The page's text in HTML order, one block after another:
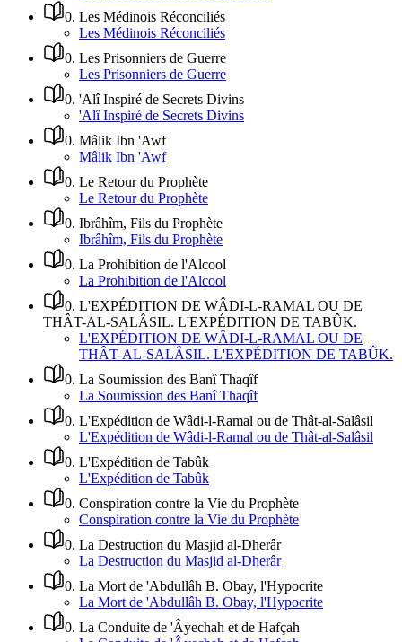
0. Les Médinois Réconciliés
Les Médinois Réconciliés
0. Les Prisonniers de Guerre
Les Prisonniers de Guerre
0. 'Alî Inspiré de Secrets Divins
'Alî Inspiré de Secrets Divins
0. Mâlik Ibn 'Awf
Mâlik Ibn 'Awf
0. Le Retour du Prophète
Le Retour du Prophète
0. Ibrâhîm, Fils du Prophète
Ibrâhîm, Fils du Prophète
0. La Prohibition de l'Alcool
La Prohibition de l'Alcool
0. L'EXPÉDITION DE WÂDI-L-RAMAL OU DE
THÂT-AL-SALÂSIL. L'EXPÉDITION DE TABÛK.
L'EXPÉDITION DE WÂDI-L-RAMAL OU DE
THÂT-AL-SALÂSIL. L'EXPÉDITION DE TABÛK.
0. La Soumission des Banî Thaqîf
La Soumission des Banî Thaqîf
0. L'Expédition de Wâdi-l-Ramal ou de Thât-al-Salâsil
L'Expédition de Wâdi-l-Ramal ou de Thât-al-Salâsil
0. L'Expédition de Tabûk
L'Expédition de Tabûk
0. Conspiration contre la Vie du Prophète
Conspiration contre la Vie du Prophète
0. La Destruction du Masjid al-Dherâr
La Destruction du Masjid al-Dherâr
0. La Mort de 'Abdullâh B. Obay, l'Hypocrite
La Mort de 'Abdullâh B. Obay, l'Hypocrite
0. La Conduite de 'Âyechah et de Hafçah